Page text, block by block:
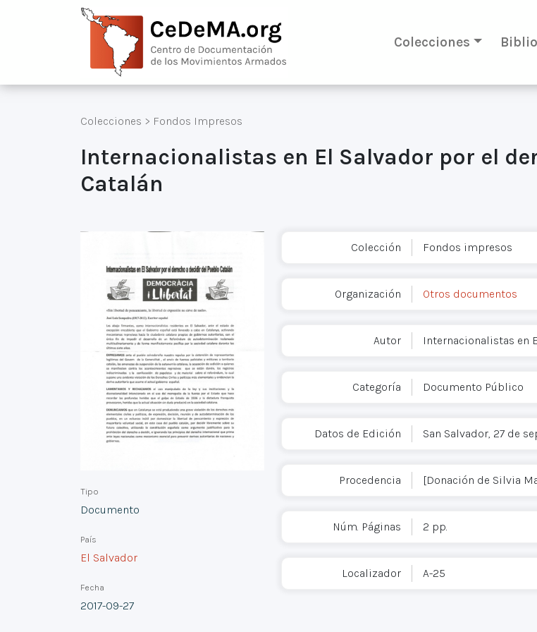
Colecciones
Colecciones > Fondos Impresos
Internacionalistas en El Salvador por el
Catalán
Tipo
Documento
País
El Salvador
Fecha
2017-09-27
Colección Fondos impresos
Organización Otros documentos
Autor Internacionalistas en
Categoría Documento Público
Datos de Edición San Salvador, 27 de
Procedencia [Donación de Silvia
Núm. Páginas 2 pp.
Localizador A-25